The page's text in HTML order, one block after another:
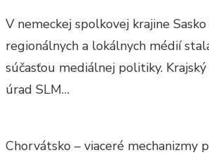
V nemeckej spolkovej krajine
regionálnych a lokálnych médií
súčasťou mediálnej politiky.
úrad SLM…
Chorvátsko – viaceré mechanizmy